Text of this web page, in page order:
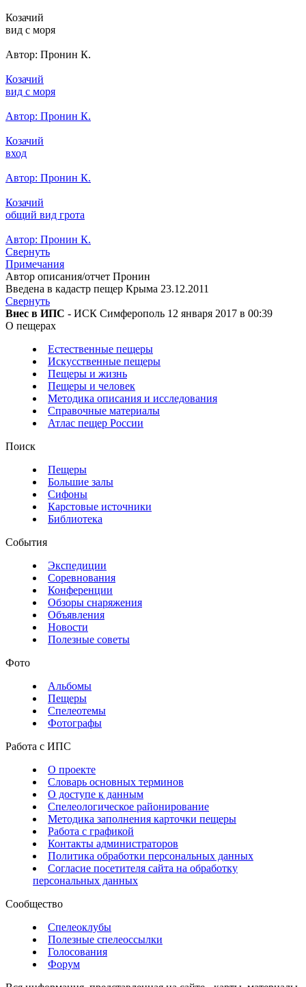
Козачий
вид с моря
Автор: Пронин К.
Козачий
вид с моря
Автор: Пронин К.
Козачий
вход
Автор: Пронин К.
Козачий
общий вид грота
Автор: Пронин К.
Свернуть
Примечания
Автор описания/отчет Пронин
Введена в кадастр пещер Крыма 23.12.2011
Свернуть
Внес в ИПС - ИСК Симферополь 12 января 2017 в 00:39
О пещерах
Естественные пещеры
Искусственные пещеры
Пещеры и жизнь
Пещеры и человек
Методика описания и исследования
Справочные материалы
Атлас пещер России
Поиск
Пещеры
Большие залы
Сифоны
Карстовые источники
Библиотека
События
Экспедиции
Соревнования
Конференции
Обзоры снаряжения
Объявления
Новости
Полезные советы
Фото
Альбомы
Пещеры
Спелеотемы
Фотографы
Работа с ИПС
О проекте
Словарь основных терминов
О доступе к данным
Спелеологическое районирование
Методика заполнения карточки пещеры
Работа с графикой
Контакты администраторов
Политика обработки персональных данных
Согласие посетителя сайта на обработку
персональных данных
Сообщество
Спелеоклубы
Полезные спелеоссылки
Голосования
Форум